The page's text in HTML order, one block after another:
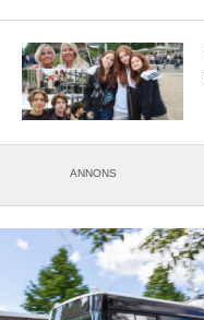
ANNONS